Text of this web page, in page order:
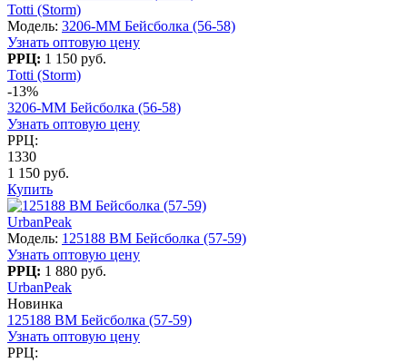
Totti (Storm)
Модель: 3206-MM Бейсболка (56-58)
Узнать оптовую цену
РРЦ: 1 150 руб.
Totti (Storm)
-13%
3206-MM Бейсболка (56-58)
Узнать оптовую цену
РРЦ:
1330
1 150 руб.
Купить
UrbanPeak
Модель: 125188 BM Бейсболка (57-59)
Узнать оптовую цену
РРЦ: 1 880 руб.
UrbanPeak
Новинка
125188 BM Бейсболка (57-59)
Узнать оптовую цену
РРЦ: